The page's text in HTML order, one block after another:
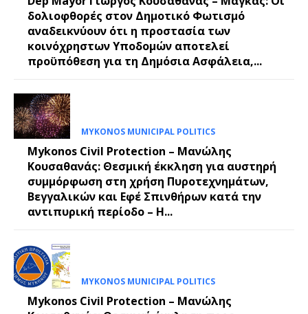
δολιοφθορές στον Δημοτικό Φωτισμό
αναδεικνύουν ότι η προστασία των
κοινόχρηστων Υποδομών αποτελεί
προϋπόθεση για τη Δημόσια Ασφάλεια,...
MYKONOS MUNICIPAL POLITICS
Mykonos Civil Protection – Μανώλης
Κουσαθανάς: Θεσμική έκκληση για αυστηρή
συμμόρφωση στη χρήση Πυροτεχνημάτων,
Βεγγαλικών και Εφέ Σπινθήρων κατά την
αντιπυρική περίοδο – Η...
MYKONOS MUNICIPAL POLITICS
Mykonos Civil Protection – Μανώλης